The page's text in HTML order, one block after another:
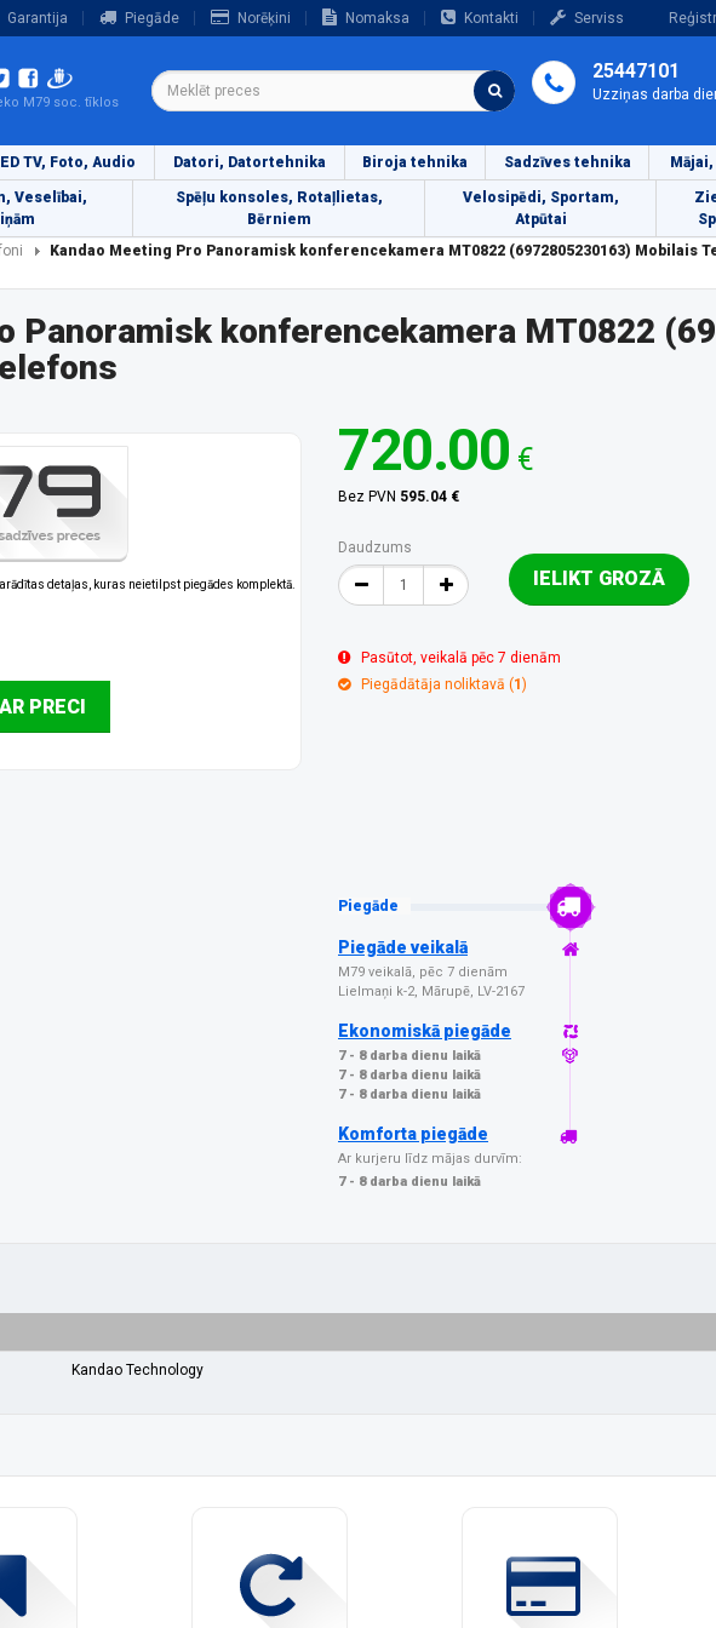
Garantija Piegāde Norēķini Nomaksa Kontakti Serviss
M79 soc. tīklos
25447101
Uzziņas darba
TV, Foto, Audio Datori, Datortehnika Biroja tehnika Sadzīves tehnika
Veselībai,
Spēļu konsoles, Rotaļlietas,
Bērniem
Velosipēdi, Sportam,
Atpūtai
Kandao Meeting Pro Panoramisk konferencekamera MT0822 (6972805230163) Mobilais
Panoramisk konferencekamera MT0822
detaļas, kuras neietilpst piegādes komplektā.
PRECI
720.00 €
Bez PVN 595.04 €
Daudzums
IELIKT GROZĀ
Pasūtot, veikalā pēc 7 dienām
Piegādātāja noliktavā (1 )
Piegāde
Piegāde veikalā
M79 veikalā, pēc 7 dienām
Lielmaņi k-2, Mārupē, LV-2167
Ekonomiskā piegāde
7 - 8 darba dienu laikā
7 - 8 darba dienu laikā
7 - 8 darba dienu laikā
Komforta piegāde
Ar kurjeru līdz mājas durvīm:
7 - 8 darba dienu laikā
Kandao Technology